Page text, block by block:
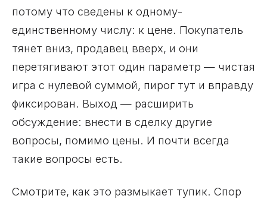
потому что сведены к одному-
единственному числу: к цене. Покупатель
тянет вниз, продавец вверх, и они
перетягивают этот один параметр — чистая
игра с нулевой суммой, пирог тут и вправду
фиксирован. Выход — расширить
обсуждение: внести в сделку другие
вопросы, помимо цены. И почти всегда
такие вопросы есть.
Смотрите, как это размыкает тупик. Спор